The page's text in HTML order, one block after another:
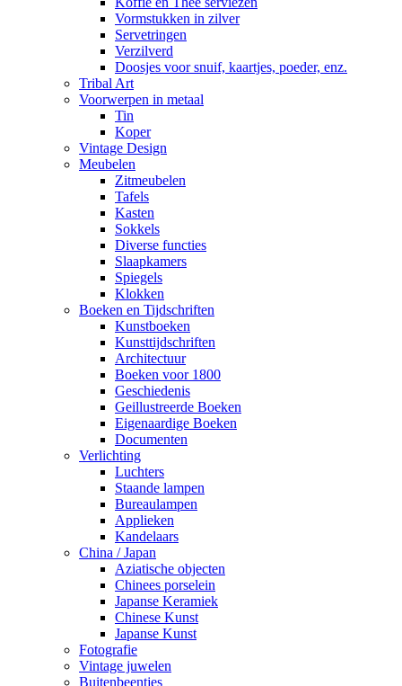
Vormstukken in zilver
Servetringen
Verzilverd
Doosjes voor snuif, kaartjes, poeder, enz.
Tribal Art
Voorwerpen in metaal
Tin
Koper
Vintage Design
Meubelen
Zitmeubelen
Tafels
Kasten
Sokkels
Diverse functies
Slaapkamers
Spiegels
Klokken
Boeken en Tijdschriften
Kunstboeken
Kunsttijdschriften
Architectuur
Boeken voor 1800
Geschiedenis
Geillustreerde Boeken
Eigenaardige Boeken
Documenten
Verlichting
Luchters
Staande lampen
Bureaulampen
Applieken
Kandelaars
China / Japan
Aziatische objecten
Chinees porselein
Japanse Keramiek
Chinese Kunst
Japanse Kunst
Fotografie
Vintage juwelen
Buitenbeentjes